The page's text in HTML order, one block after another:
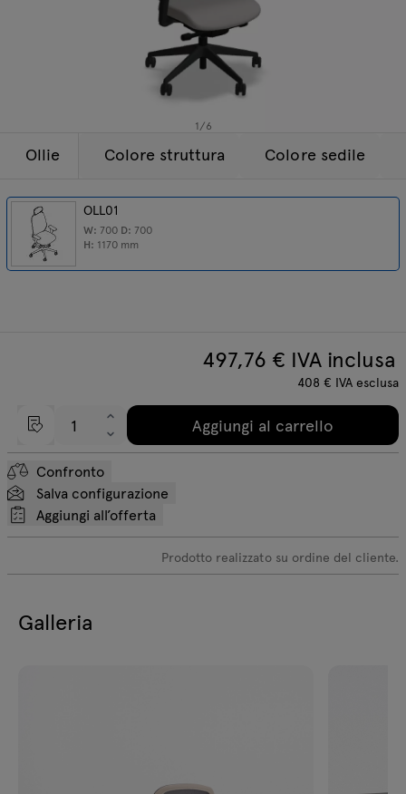
1/6
Ollie
OLL01
W: 700 D: 700
H: 1170 mm
Colore struttura Colore sedile
497,76 € IVA inclusa
408 € IVA esclusa
Aggiungi al carrello
Confronto
Salva configurazione
Aggiungi all’offerta
Prodotto realizzato su ordine del cliente.
Galleria